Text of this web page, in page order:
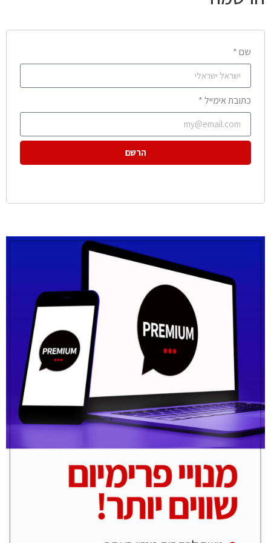
שם *
כתובת אימייל *
הרשם